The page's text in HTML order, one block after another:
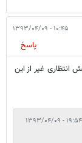
۱۰:۴۵ - ۱۳۹۳/۰۴/۰۹
پاسخ
انتظاری غیر از این
۱۹:۵۴ - ۱۳۹۳/۰۴/۰۹